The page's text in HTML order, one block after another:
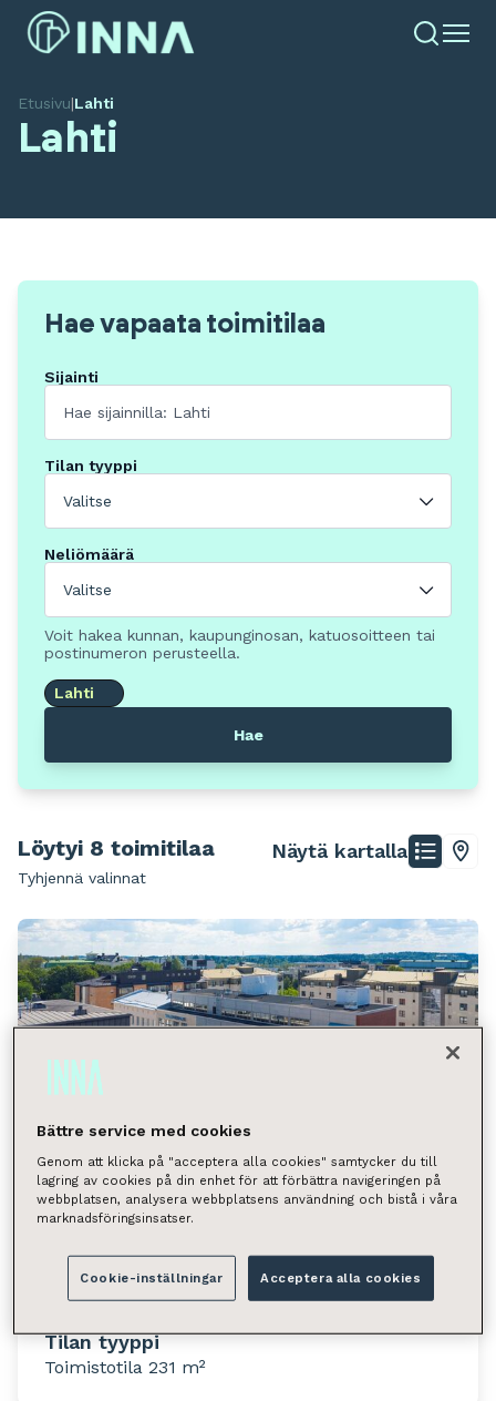
Etusivu|Lahti
Lahti
Hae vapaata toimitilaa
Sijainti
Tilan tyyppi
Valitse
Neliömäärä
Valitse
Voit hakea kunnan, kaupunginosan, katuosoitteen tai
postinumeron perusteella.
Lahti
Hae
Löytyi 8 toimitilaa
Tyhjennä valinnat
Näytä kartalla
Vuorikatu 35, Lahti (Keskusta)
Vuorikatu 35, 15100 Lahti
Tilan tyyppi
Toimistotila 231 m²
Bättre service med cookies
Genom att klicka på "acceptera alla cookies" samtycker du till
lagring av cookies på din enhet för att förbättra navigeringen på
webbplatsen, analysera webbplatsens användning och bistå i våra
marknadsföringsinsatser.
Cookie-inställningar Acceptera alla cookies